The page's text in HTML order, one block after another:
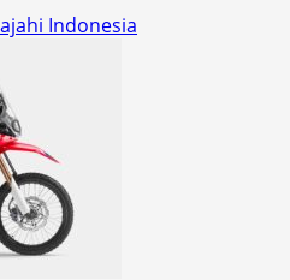
Indonesia